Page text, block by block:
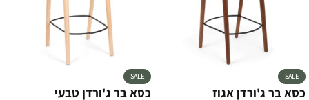
SALE
כסא בר ג'ורדן אגוז
SALE
כסא בר ג'ורדן טבעי